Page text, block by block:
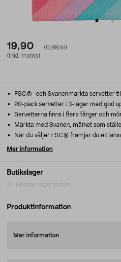
19,90
(0,99/st)
(inkl. moms)
Butikslager
Hämtar lagerstatus...
FSC®- och Svanenmärkta servetter
20-pack servetter i 3-lager med god
Servetterna finns i flera färger och
Märkta med Svanen, märket som
När du väljer FSC® främjar du ett
Mer information
Produktinformation
Mer information